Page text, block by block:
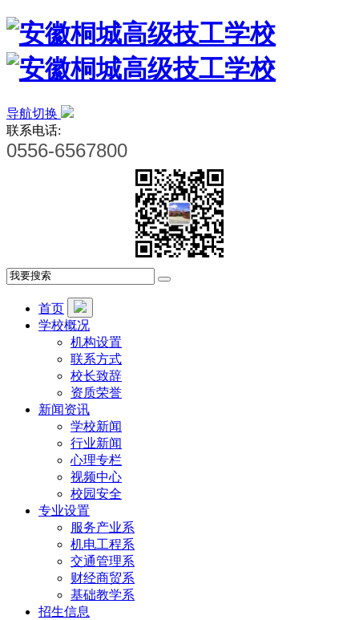
导航切换
联系电话:
0556-6567800
首页
学校概况
机构设置
联系方式
校长致辞
资质荣誉
新闻资讯
学校新闻
行业新闻
心理专栏
视频中心
校园安全
专业设置
服务产业系
机电工程系
交通管理系
财经商贸系
基础教学系
招生信息